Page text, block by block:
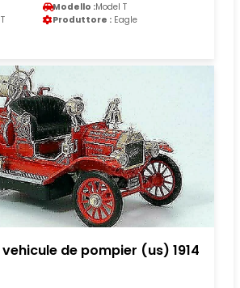
Modello :Model T
Produttore : Eagle
de pompier (us) 1914